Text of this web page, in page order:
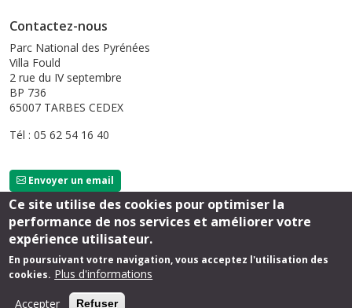
Contactez-nous
Parc National des Pyrénées
Villa Fould
2 rue du IV septembre
BP 736
65007 TARBES CEDEX
Tél : 05 62 54 16 40
Envoyer un email
Suivez-nous
Ce site utilise des cookies pour optimiser la
performance de nos services et améliorer votre
expérience utilisateur.
En poursuivant votre navigation, vous acceptez l'utilisation des
cookies. Plus d'informations
Accepter
Refuser